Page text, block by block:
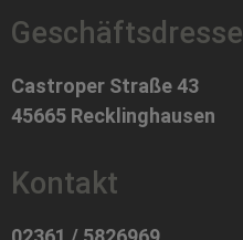
Geschäftsdresse
Castroper Straße 43
45665 Recklinghausen
Kontakt